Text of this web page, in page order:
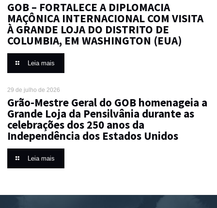
GOB – FORTALECE A DIPLOMACIA
MAÇÔNICA INTERNACIONAL COM VISITA
À GRANDE LOJA DO DISTRITO DE
COLUMBIA, EM WASHINGTON (EUA)
Leia mais
29 de julho de 2026
Grão-Mestre Geral do GOB homenageia a
Grande Loja da Pensilvânia durante as
celebrações dos 250 anos da
Independência dos Estados Unidos
Leia mais